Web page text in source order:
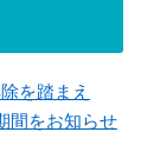
を踏まえ
間をお知らせ